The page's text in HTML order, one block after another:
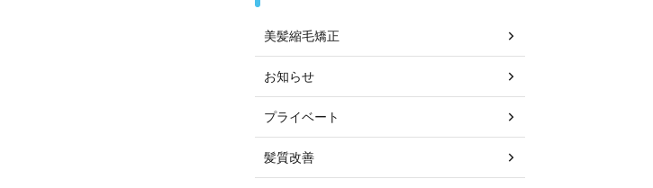
美髪縮毛矯正
お知らせ
プライベート
髪質改善